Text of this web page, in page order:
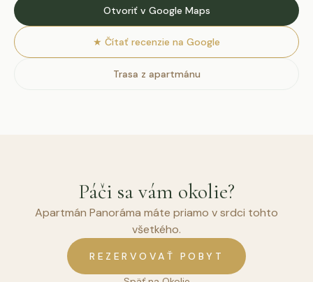
Otvoriť v Google Maps
★ Čítať recenzie na Google
Trasa z apartmánu
Páči sa vám okolie?
Apartmán Panoráma máte priamo v srdci tohto
všetkého.
REZERVOVAŤ POBYT